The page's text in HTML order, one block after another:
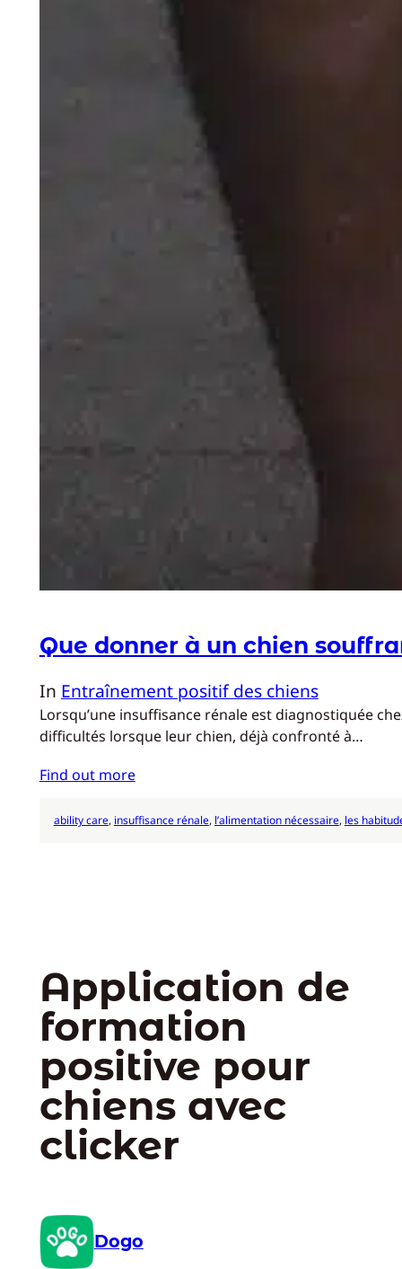
Que donner à un chien
In Entraînement positif des chiens
Lorsqu’une insuffisance rénale est diagnostiquée
difficultés lorsque leur chien, déjà confronté à…
Find out more
ability care, insuffisance rénale, l’alimentation nécessaire, les
Application de
formation
positive pour
chiens avec
clicker
Dogo